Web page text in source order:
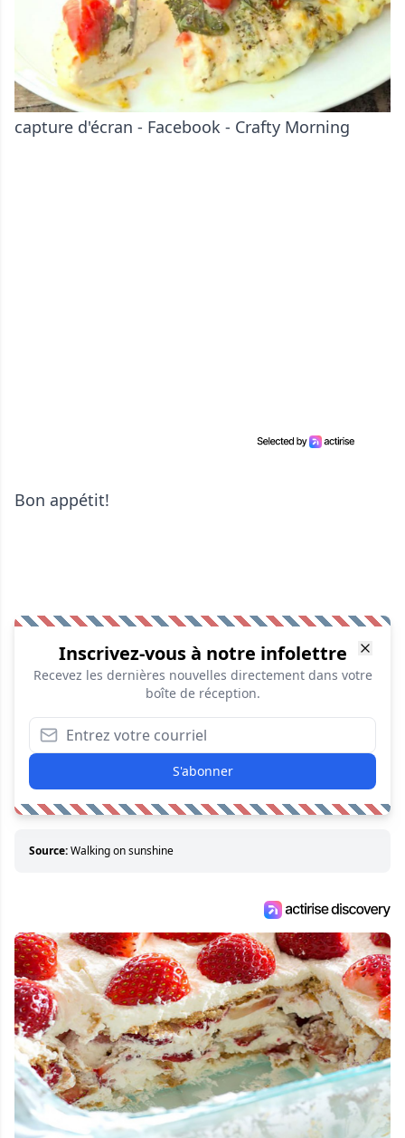
capture d'écran - Facebook - Crafty Morning
Bon appétit!
Inscrivez-vous à notre infolettre
Recevez les dernières nouvelles directement dans votre
boîte de réception.
S'abonner
Source:Walking on sunshine